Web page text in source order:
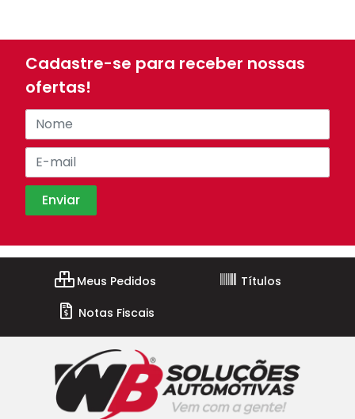
Cadastre-se para receber nossas
ofertas!
Meus Pedidos
Títulos
Notas Fiscais